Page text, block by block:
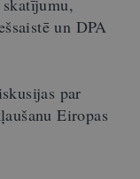
un DPA
par
Eiropas